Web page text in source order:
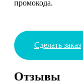
промокода.
Сделать заказ
Отзывы